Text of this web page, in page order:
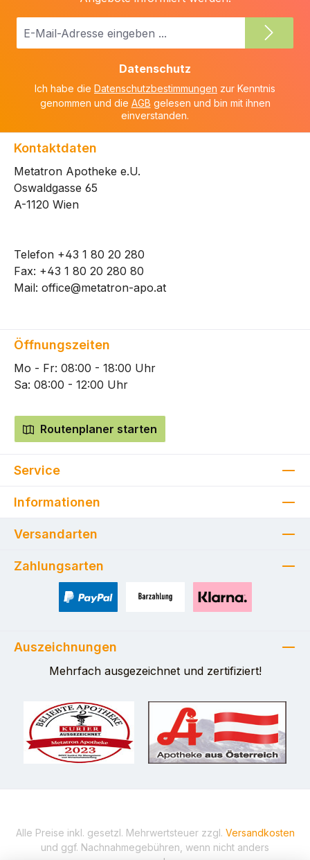
Mail-
Datenschutz
Ich habe die Datenschutzbestimmungen zur Kenntnis
genommen und die AGB gelesen und bin mit ihnen
einverstanden.
Kontaktdaten
Metatron Apotheke e.U.
Oswaldgasse 65
A-1120 Wien
Telefon +43 1 80 20 280
Fax: +43 1 80 20 280 80
Mail: office@metatron-apo.at
Öffnungszeiten
Mo - Fr: 08:00 - 18:00 Uhr
Sa: 08:00 - 12:00 Uhr
Routenplaner starten
Service
Informationen
Versandarten
Zahlungsarten
Auszeichnungen
Mehrfach ausgezeichnet und zertifiziert!
Alle Preise inkl. gesetzl. Mehrwertsteuer zzgl. Versandkosten
und ggf. Nachnahmegebühren, wenn nicht anders